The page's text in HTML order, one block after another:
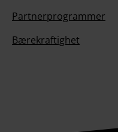
Partnerprogrammer
Bærekraftighet